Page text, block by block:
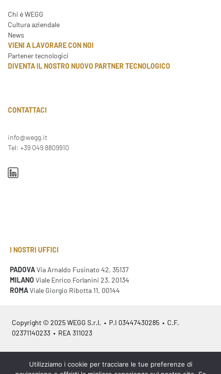
Chi è WEGG
Cultura aziendale
News
VIENI A LAVORARE CON NOI
Partener tecnologici
DIVENTA IL NOSTRO NUOVO PARTNER TECNOLOGICO
CONTATTACI
info@wegg.it
Tel: +39 049 8809910
I NOSTRI UFFICI
PADOVAVia Arnaldo Fusinato 42, 35137
MILANO Viale Enrico Forlanini 23, 20134
ROMAViale Giorgio Ribotta 11, 00144
Copyright © 2025 WEGG S.r.l. • P.I 03447430285 • C.F.
02371140233 • REA 311023
Azienda Certificata ISO 9001:2015 – ITA / ISO 9001:2015 – EN
Utilizziamo i cookie per tracciare le tue preferenze di